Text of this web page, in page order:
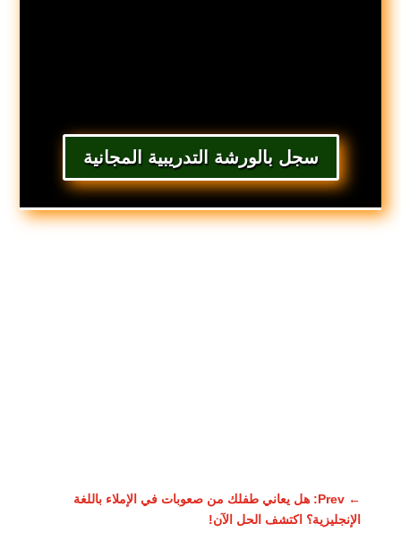
سجل بالورشة التدريبية المجانية
←
Prev: هل يعاني طفلك من صعوبات في الإملاء باللغة
الإنجليزية؟ اكتشف الحل الآن!